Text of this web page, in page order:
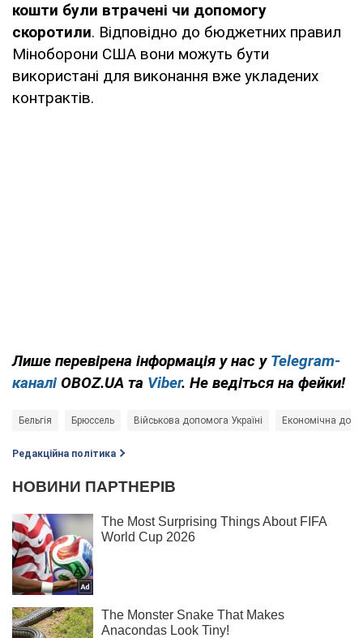
кошти були втрачені чи допомогу
скоротили. Відповідно до бюджетних правил
Міноборони США вони можуть бути
використані для виконання вже укладених
контрактів.
Лише перевірена інформація у нас у Telegram-
каналі OBOZ.UA та Viber. Не ведіться на фейки!
Бельгія Брюссель Військова допомога Україні Економічна
Редакційна політика